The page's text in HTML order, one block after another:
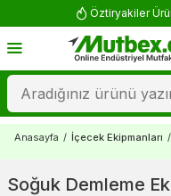
Öztiryakiler
Anasayfa / İçecek Ekipmanları /
Soğuk Demleme